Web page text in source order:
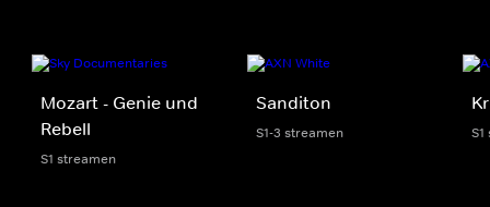
Mozart - Genie und
Rebell
S1 streamen
Sanditon
S1-3 streamen